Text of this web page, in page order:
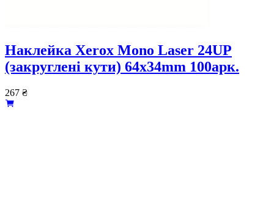
Наклейка Xerox Mono Laser 24UP
(закруглені кути) 64x34mm 100арк.
267 ₴